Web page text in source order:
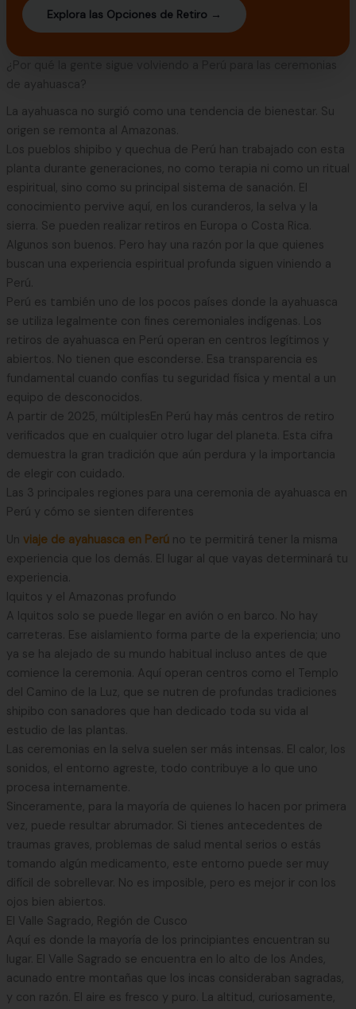
Explora las Opciones de Retiro →
de ayahuasca?
La ayahuasca no surgió como una tendencia de bienestar. Su
origen se remonta al Amazonas.
Los pueblos shipibo y quechua de Perú han trabajado con esta
planta durante generaciones, no como terapia ni como un ritual
espiritual, sino como su principal sistema de sanación. El
conocimiento pervive aquí, en los curanderos, la selva y la
sierra. Se pueden realizar retiros en Europa o Costa Rica.
Algunos son buenos. Pero hay una razón por la que quienes
buscan una experiencia espiritual profunda siguen viniendo a
Perú.
Perú es también uno de los pocos países donde la ayahuasca
se utiliza legalmente con fines ceremoniales indígenas. Los
retiros de ayahuasca en Perú operan en centros legítimos y
abiertos. No tienen que esconderse. Esa transparencia es
fundamental cuando confías tu seguridad física y mental a un
equipo de desconocidos.
A partir de 2025, múltiplesEn Perú hay más centros de retiro
verificados que en cualquier otro lugar del planeta. Esta cifra
demuestra la gran tradición que aún perdura y la importancia
de elegir con cuidado.
Las 3 principales regiones para una ceremonia de ayahuasca en
Perú y cómo se sienten diferentes
Un viaje de ayahuasca en Perú no te permitirá tener la misma
experiencia que los demás. El lugar al que vayas determinará tu
experiencia.
Iquitos y el Amazonas profundo
A Iquitos solo se puede llegar en avión o en barco. No hay
carreteras. Ese aislamiento forma parte de la experiencia; uno
ya se ha alejado de su mundo habitual incluso antes de que
comience la ceremonia. Aquí operan centros como el Templo
del Camino de la Luz, que se nutren de profundas tradiciones
shipibo con sanadores que han dedicado toda su vida al
estudio de las plantas.
Las ceremonias en la selva suelen ser más intensas. El calor, los
sonidos, el entorno agreste, todo contribuye a lo que uno
procesa internamente.
Sinceramente, para la mayoría de quienes lo hacen por primera
vez, puede resultar abrumador. Si tienes antecedentes de
traumas graves, problemas de salud mental serios o estás
tomando algún medicamento, este entorno puede ser muy
difícil de sobrellevar. No es imposible, pero es mejor ir con los
ojos bien abiertos.
El Valle Sagrado, Región de Cusco
Aquí es donde la mayoría de los principiantes encuentran su
lugar. El Valle Sagrado se encuentra en lo alto de los Andes,
acunado entre montañas que los incas consideraban sagradas,
y con razón. El aire es fresco y puro. La altitud, curiosamente,